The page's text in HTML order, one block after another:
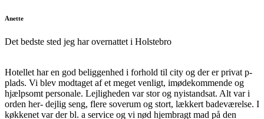
Anette
Det bedste sted jeg har overnattet i Holstebro
Hotellet har en god beliggenhed i forhold til city og der er privat p-
plads. Vi blev modtaget af et meget venligt, imødekommende og
hjælpsomt personale. Lejligheden var stor og nyistandsat. Alt var i
orden her- dejlig seng, flere soverum og stort, lækkert badeværelse. I
køkkenet var der bl. a service og vi nød hjembragt mad på den